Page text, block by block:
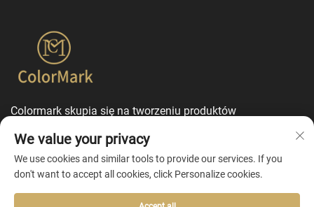
Colormark skupia się na tworzeniu produktów
usługi dostosowania w trybie jednego punktu
kontaktowego.
We value your privacy
We use cookies and similar tools to provide our services. If you
don't want to accept all cookies, click Personalize cookies.